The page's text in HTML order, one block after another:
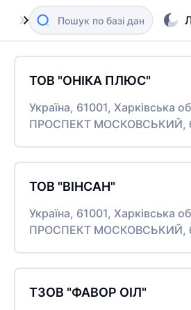
ТОВ "ОНІКА ПЛЮС"
Україна, 61001, Харківська
ПРОСПЕКТ МОСКОВСЬКИЙ,
ТОВ "ВІНСАН"
Україна, 61001, Харківська
ПРОСПЕКТ МОСКОВСЬКИЙ,
ТЗОВ "ФАВОР ОІЛ"